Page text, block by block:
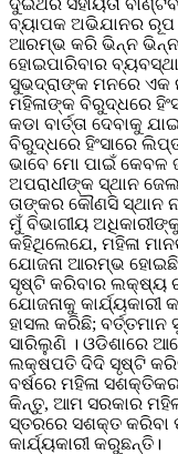
ବ୍ୟାପକ ଅଭିଯାନର ରୂପ
ଆରମ୍ଭ କରି ଭିନ୍ନ ଭିନ୍ନ
ହୋଇପାରିବାର
ସୁଭଦ୍ରାଙ୍କ ମନରେ ଏକ
ମହିଳାଙ୍କ ବିରୁଦ୍ଧରେ
କଡା ବାର୍ତ୍ତା ଦେବାକୁ
ବିରୁଦ୍ଧରେ ହିଂସାରେ
ଭାବେ ମୋ ପାଇଁ କେବଳ
ଅପରାଧୀଙ୍କ ସ୍ଥାନ
ତାଙ୍କର କୌଣସି ସ୍ଥାନ
ମୁଁ ବିଭାଗୀୟ
କହିଥିଲେଯେ, ମହିଳା
ଯୋଜନା ଆରମ୍ଭ ହୋଇଛି
ସୃଷ୍ଟି କରିବାର ଲକ୍ଷ୍ୟ
ଯୋଜନାକୁ କାର୍ଯ୍ୟକାରୀ
ହାସଲ କରିଛି;
ସାରିଲୁଣି । ଓଡିଶାରେ
ଲକ୍ଷପତି ଦିଦି ସୃଷ୍ଟି
ବର୍ଷରେ ମହିଳା
କିନ୍ତୁ, ଆମ ସରକାର
ସ୍ତରରେ ସଶକ୍ତ କରିବା
କାର୍ଯ୍ୟକାରୀ କରୁଛନ୍ତି।